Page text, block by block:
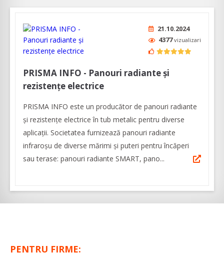
21.10.2024
4377vizualizari
PRISMA INFO - Panouri radiante și
rezistențe electrice
PRISMA INFO este un producător de panouri radiante
și rezistențe electrice în tub metalic pentru diverse
aplicații. Societatea furnizează panouri radiante
infraroșu de diverse mărimi și puteri pentru încăperi
sau terase: panouri radiante SMART, pano...
PENTRU FIRME: